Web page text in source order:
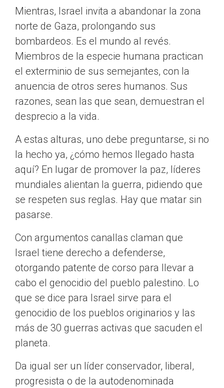
Mientras, Israel invita a abandonar la zona
norte de Gaza, prolongando sus
bombardeos. Es el mundo al revés.
Miembros de la especie humana practican
el exterminio de sus semejantes, con la
anuencia de otros seres humanos. Sus
razones, sean las que sean, demuestran el
desprecio a la vida.
A estas alturas, uno debe preguntarse, si no
la hecho ya, ¿cómo hemos llegado hasta
aquí? En lugar de promover la paz, líderes
mundiales alientan la guerra, pidiendo que
se respeten sus reglas. Hay que matar sin
pasarse.
Con argumentos canallas claman que
Israel tiene derecho a defenderse,
otorgando patente de corso para llevar a
cabo el genocidio del pueblo palestino. Lo
que se dice para Israel sirve para el
genocidio de los pueblos originarios y las
más de 30 guerras activas que sacuden el
planeta.
Da igual ser un líder conservador, liberal,
progresista o de la autodenominada